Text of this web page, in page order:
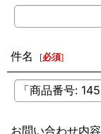
件名 [必須]
お問い合わせ内容